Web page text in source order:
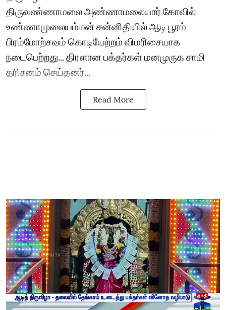
திருவண்ணாமலை அண்ணாமலையார் கோவில்
உண்ணாமுலையம்மன் சன்னிதியில் ஆடி பூரம்
பிரம்மோற்சவம் கொடியேற்றம் விமரிசையாக
நடைபெற்றது... திரளான பக்தர்கள் மனமுருக சாமி
தரிசனம் செய்தனர்...
Read More